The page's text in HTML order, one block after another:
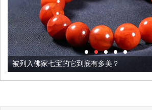
被列入佛家七宝的它到底有多美？